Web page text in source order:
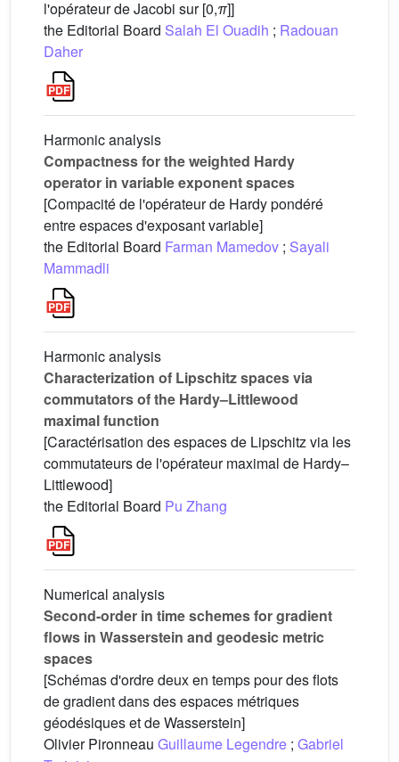
l'opérateur de Jacobi sur [0,π]]
the Editorial Board Salah El Ouadih ; Radouan
Daher
Harmonic analysis
Compactness for the weighted Hardy
operator in variable exponent spaces
[Compacité de l'opérateur de Hardy pondéré
entre espaces d'exposant variable]
the Editorial Board Farman Mamedov ; Sayali
Mammadli
Harmonic analysis
Characterization of Lipschitz spaces via
commutators of the Hardy–Littlewood
maximal function
[Caractérisation des espaces de Lipschitz via les
commutateurs de l'opérateur maximal de Hardy–
Littlewood]
the Editorial Board Pu Zhang
Numerical analysis
Second-order in time schemes for gradient
flows in Wasserstein and geodesic metric
spaces
[Schémas d'ordre deux en temps pour des flots
de gradient dans des espaces métriques
géodésiques et de Wasserstein]
Olivier Pironneau Guillaume Legendre ; Gabriel